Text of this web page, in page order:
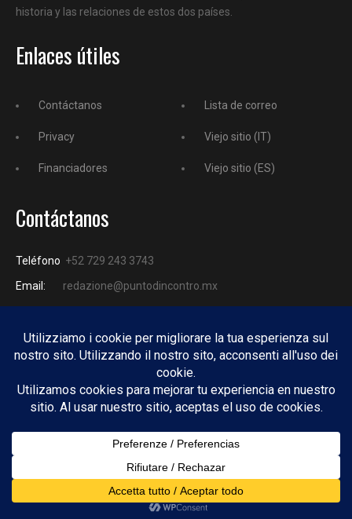
historia y las relaciones de estos dos países.
Enlaces útiles
Contáctanos
Privacy
Financiadores
Lista de correo
Viejo sitio (IT)
Viejo sitio (ES)
Contáctanos
Teléfono +52 729 243 3743
Email:
redazione@puntodincontro.mx
PUNTODINCONTRO
Copyright © 2025 Puntodincontro
Design by DisegnoW